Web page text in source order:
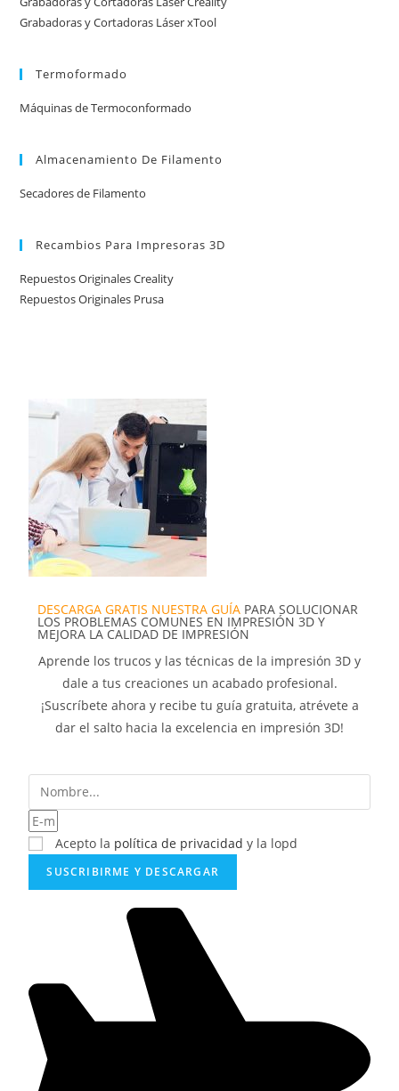
Grabadoras y Cortadoras Láser xTool
Termoformado
Máquinas de Termoconformado
Almacenamiento De Filamento
Secadores de Filamento
Recambios Para Impresoras 3D
Repuestos Originales Creality
Repuestos Originales Prusa
DESCARGA GRATIS NUESTRA GUÍA PARA SOLUCIONAR
LOS PROBLEMAS COMUNES EN IMPRESIÓN 3D Y
MEJORA LA CALIDAD DE IMPRESIÓN
Aprende los trucos y las técnicas de la impresión 3D y
dale a tus creaciones un acabado profesional.
¡Suscríbete ahora y recibe tu guía gratuita, atrévete a
dar el salto hacia la excelencia en impresión 3D!
Acepto la política de privacidad y la lopd
SUSCRIBIRME Y DESCARGAR